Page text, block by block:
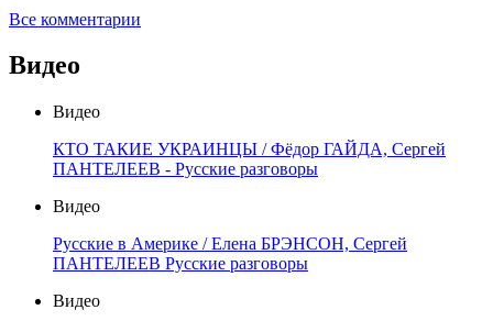
Все комментарии
Видео
Видео
КТО ТАКИЕ УКРАИНЦЫ / Фёдор ГАЙДА, Сергей
ПАНТЕЛЕЕВ - Русские разговоры
Видео
Русские в Америке / Елена БРЭНСОН, Сергей
ПАНТЕЛЕЕВ Русские разговоры
Видео